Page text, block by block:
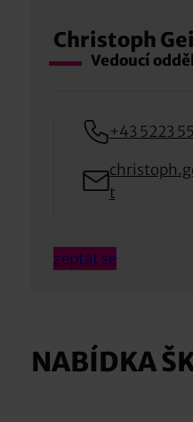
Christoph
Vedoucí
+43 5223
t
zeptat se
NABÍDKA